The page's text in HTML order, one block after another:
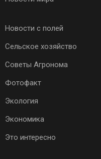
Новости с полей
Сельское хозяйство
Советы Агронома
Фотофакт
Экология
Экономика
Это интересно